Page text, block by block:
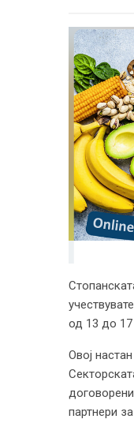
од 13 до 17
Овој
партнери